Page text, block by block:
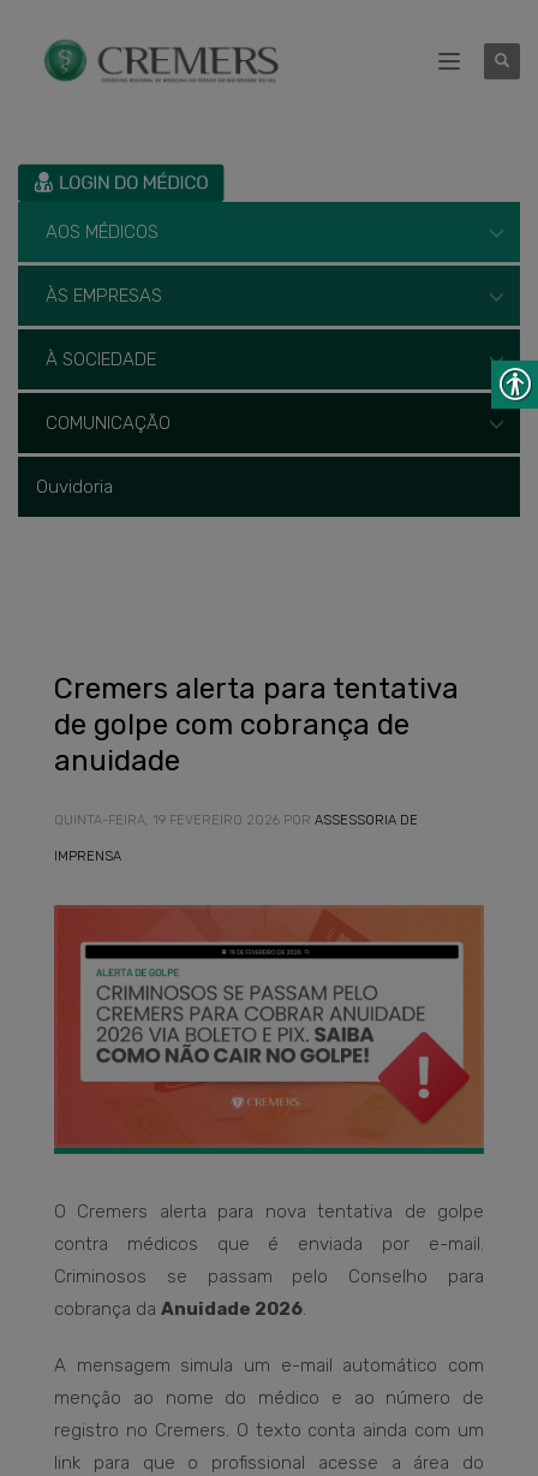
AOS MÉDICOS
ÀS EMPRESAS
À SOCIEDADE
COMUNICAÇÃO
Ouvidoria
Cremers alerta para tentativa
de golpe com cobrança de
anuidade
QUINTA-FEIRA, 19 FEVEREIRO 2026 POR ASSESSORIA DE
IMPRENSA
O Cremers alerta para nova tentativa de golpe
contra médicos que é enviada por e-mail.
Criminosos se passam pelo Conselho para
cobrança da Anuidade 2026.
A mensagem simula um e-mail automático com
menção ao nome do médico e ao número de
registro no Cremers. O texto conta ainda com um
link para que o profissional acesse a área do